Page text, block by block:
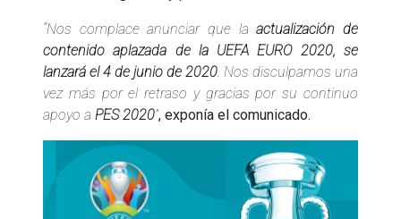
“Nos complace anunciar que laactualización de
contenido aplazada de la UEFA EURO 2020, se
lanzará el 4 de junio de 2020. Nos disculpamos una
vez más por el retraso y gracias por su continuo
apoyo a PES 2020”, exponía el comunicado.